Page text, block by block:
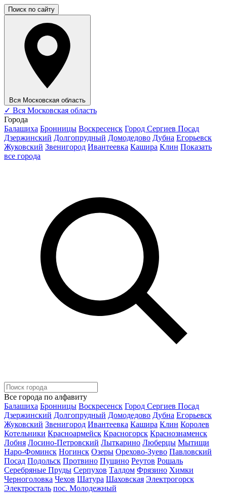
Поиск по сайту
Вся Московская область
✓ Вся Московская область
Города
Балашиха Бронницы Воскресенск Город Сергиев Посад
Дзержинский Долгопрудный Домодедово Дубна Егорьевск
Жуковский Звенигород Ивантеевка Кашира Клин Показать
все города
Все города по алфавиту
Балашиха Бронницы Воскресенск Город Сергиев Посад
Дзержинский Долгопрудный Домодедово Дубна Егорьевск
Жуковский Звенигород Ивантеевка Кашира Клин Королев
Котельники Красноармейск Красногорск Краснознаменск
Лобня Лосино-Петровский Лыткарино Люберцы Мытищи
Наро-Фоминск Ногинск Озеры Орехово-Зуево Павловский
Посад Подольск Протвино Пущино Реутов Рошаль
Серебряные Пруды Серпухов Талдом Фрязино Химки
Черноголовка Чехов Шатура Шаховская Электрогорск
Электросталь пос. Молодежный